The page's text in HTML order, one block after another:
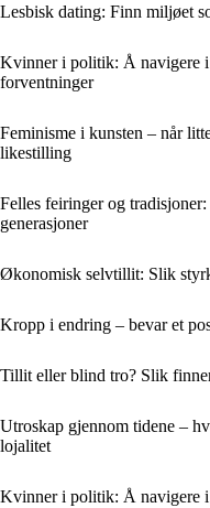
Lesbisk dating: Finn miljøet
Kvinner i politik: Å navigere i
forventninger
Feminisme i kunsten – når
likestilling
Felles feiringer og
generasjoner
Økonomisk selvtillit: Slik
Kropp i endring – bevar et
Tillit eller blind tro? Slik
Utroskap gjennom tidene –
lojalitet
Kvinner i politik: Å navigere i